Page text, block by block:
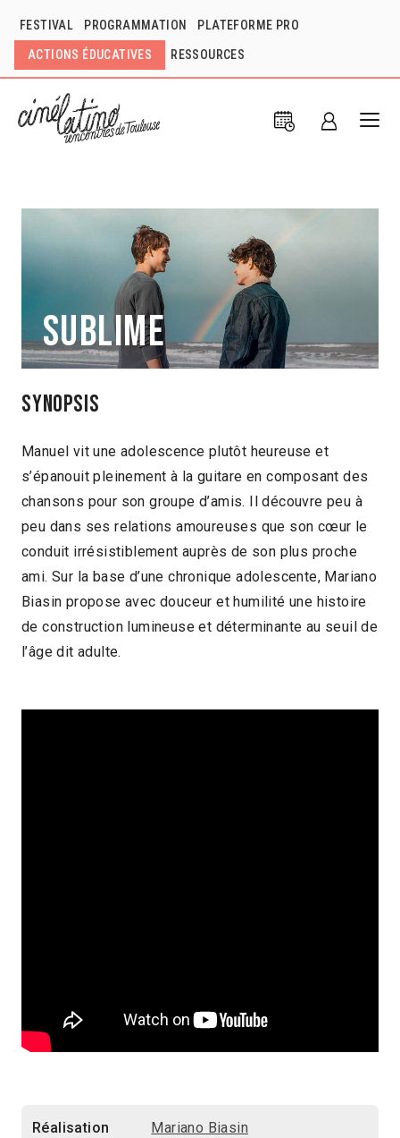
FESTIVAL PROGRAMMATION PLATEFORME PRO
ACTIONS ÉDUCATIVES RESSOURCES
Sublime
Mariano Biasin
Synopsis
Manuel vit une adolescence plutôt heureuse et
s’épanouit pleinement à la guitare en composant des
chansons pour son groupe d’amis. Il découvre peu à
peu dans ses relations amoureuses que son cœur le
conduit irrésistiblement auprès de son plus proche
ami. Sur la base d’une chronique adolescente, Mariano
Biasin propose avec douceur et humilité une histoire
de construction lumineuse et déterminante au seuil de
l’âge dit adulte.
Réalisation Mariano Biasin